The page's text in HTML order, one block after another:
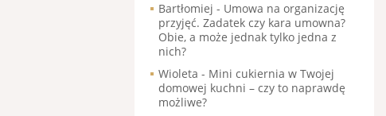
Bartłomiej - Umowa na organizację
przyjęć. Zadatek czy kara umowna?
Obie, a może jednak tylko jedna z
nich?
Wioleta - Mini cukiernia w Twojej
domowej kuchni – czy to naprawdę
możliwe?